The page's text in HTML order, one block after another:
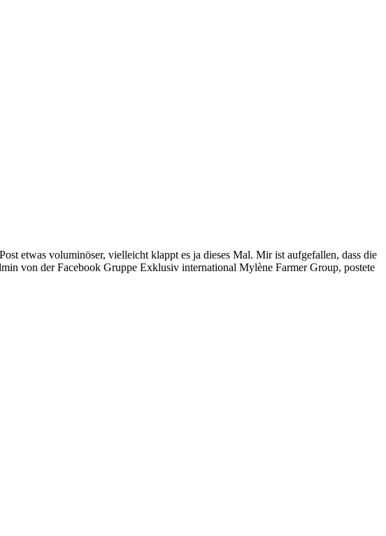
etwas voluminöser, vielleicht klappt es ja dieses Mal. Mir ist aufgefallen, dass die
von der Facebook Gruppe Exklusiv international Mylène Farmer Group, postete